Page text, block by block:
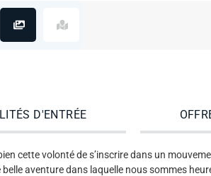
D'ENTRÉE
cette volonté de s’inscrire dans un
aventure dans laquelle nous sommes